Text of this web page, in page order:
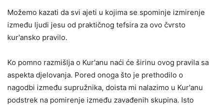
Možemo kazati da svi ajeti u kojima se spominje izmirenje
između ljudi jesu od praktičnog tefsira za ovo čvrsto
kur'ansko pravilo.
Ko pomno razmišlja o Kur'anu naći će širinu ovog pravila sa
aspekta djelovanja. Pored onoga što je prethodilo o
nagodbi između supružnika, doista mi nalazimo u Kur'anu
podstrek na pomirenje između zavađenih skupina. Isto